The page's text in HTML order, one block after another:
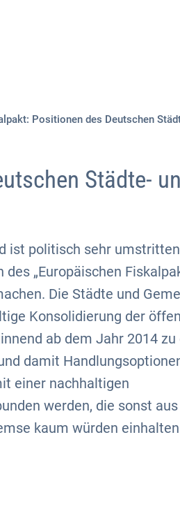
Positionen des Deutschen
Städte-
ist politisch sehr
„Europäischen
Die Städte und
Konsolidierung der
ab dem Jahr 2014 zu
damit
einer nachhaltigen
werden, die sonst
kaum würden